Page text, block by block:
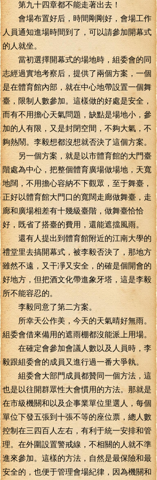
第九十四章都不能走著出去！
會場布置好后，時間剛剛好，會場工作
人員通知進場時間到了，可以請參加開幕式
的人就坐。
當初選擇開幕式的場地時，組委會的同
志經過實地考察后，提供了兩個方案，一個
是在體育館內部，就在中心地帶設置一個舞
臺，限制人數參加。這樣做的好處是安全，
而有不用擔心天氣問題，缺點是場地小，參
加的人有限，又是封閉空間，不夠大氣，不
夠熱鬧。李毅想都沒想就否決了這個方案。
另一個方案，就是以市體育館的大門臺
階處為中心，把整個體育廣場做場地，天寬
地闊，不用擔心容納不下觀眾，至于舞臺，
正好以體育館大門口的寬闊走廊做舞臺，走
廊和廣場相差有十幾級臺階，做舞臺恰恰
好，既省了搭臺的費用，還能遮擋風雨。
還有人提出到體育館附近的江南大學的
禮堂里去搞開幕式，被李毅否決了，那地方
雖然不遠，又干凈又安全，的確是個開會的
好地方，但把酒文化帶進象牙塔，這是李毅
所不能容忍的。
李毅同意了第二方案。
所幸天公作美，今天的天氣晴好無雨。
組委會借來備用的遮雨棚都沒能派上用場。
在確定會參加會議人數以及人員時，李
毅跟組委會的成員又進行過一番大爭執。
組委會大部門成員都贊同一個方法，這
也是以往開群眾性大會慣用的方法。那就是
在市級機關和以及企事業單位里選人，每個
單位下發五張到十張不等的座位票，總人數
控制在三四百人左右，有利于統一安排和管
理。在外圍設置警戒線，不相關的人就不準
進來參加。這樣的方法，自然是最保險和最
安全的，也便于管理會場紀律，因為機關和